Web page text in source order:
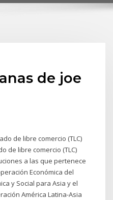
de joe
de libre comercio (TLC)
de libre comercio (TLC)
a las que pertenece
Económica del
y Social para Asia y el
América Latina-Asia